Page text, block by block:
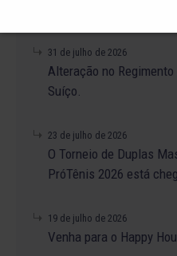
31 de julho de 2026
Alteração no
Suíço.
23 de julho de 2026
O Torneio de Duplas
PróTênis 2026 está
19 de julho de 2026
Venha para o Happy